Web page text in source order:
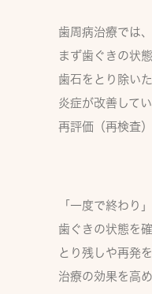
歯周病治療では、
まず歯ぐきの状
歯石をとり除いた
炎症が改善して
再評価（再検査）
「一度で終わり
歯ぐきの状態を
とり残しや再発を
治療の効果を高